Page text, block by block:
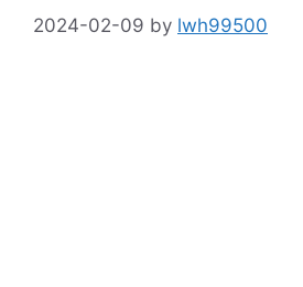
2024-02-09 by lwh99500